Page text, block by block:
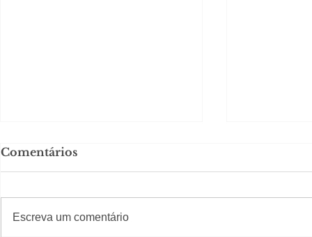
Comentários
Escreva um comentário
#Sugestões